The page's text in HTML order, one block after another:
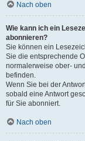
Nach oben
Wie kann ich ein
abonnieren?
Sie können ein
Sie die entsprechende
normalerweise ober-
befinden.
Wenn Sie bei der
sobald eine Antwort
für Sie abonniert.
Nach oben